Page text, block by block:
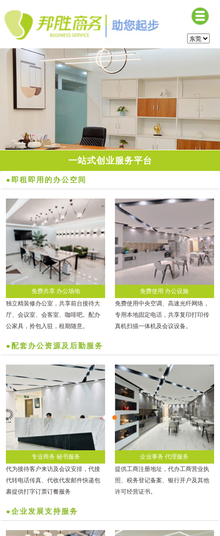
一站式创业服务平台
●即租即用的办公空间
免费共享 办公场地
独立精装修办公室，共享前台接待大
厅、会议室、会客室、咖啡吧。配办
公家具，拎包入驻，租期随意。
免费使用 办公设施
免费使用中央空调、高速光纤网络，
专用本地固定电话，共享复印打印传
真机扫描一体机及会议设备。
●配套办公资源及后勤服务
专业商务 秘书服务
代为接待客户来访及会议安排，代接
代转电话传真、代收代发邮件快递包
裹提供打字订票订餐服务
企业事务 代理服务
提供工商注册地址，代办工商营业执
照、税务登记备案、银行开户及其他
许可经营证书。
●企业发展支持服务